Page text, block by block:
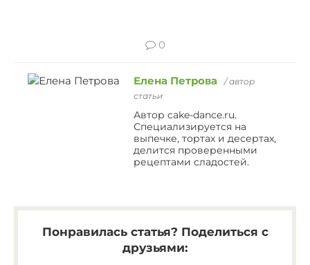
0
Елена Петрова
/ автор
статьи
Автор cake-dance.ru.
Специализируется на
выпечке, тортах и десертах,
делится проверенными
рецептами сладостей.
Понравилась статья? Поделиться с
друзьями: